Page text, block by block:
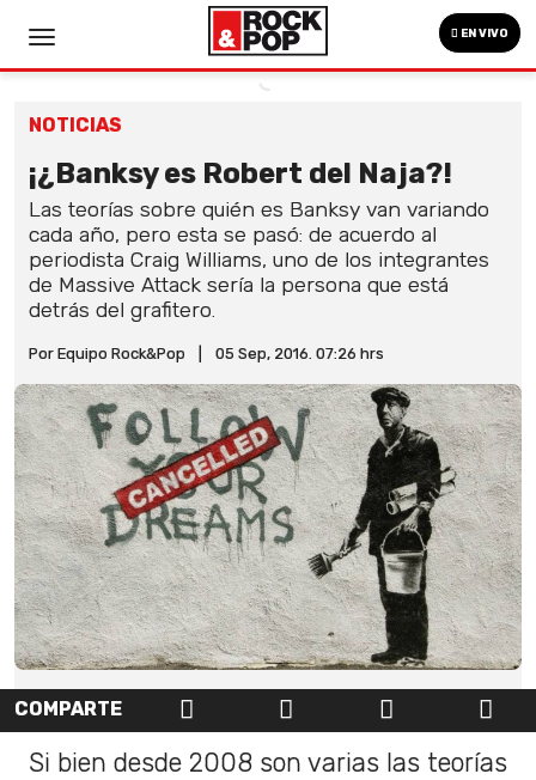
EN VIVO
NOTICIAS
¡¿Banksy es Robert del Naja?!
Las teorías sobre quién es Banksy van variando
cada año, pero esta se pasó: de acuerdo al
periodista Craig Williams, uno de los integrantes
de Massive Attack sería la persona que está
detrás del grafitero.
Por Equipo Rock&Pop 05 Sep, 2016. 07:26 hrs
COMPARTE
Si bien desde 2008 son varias las teorías